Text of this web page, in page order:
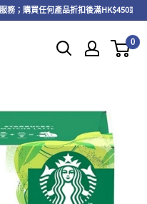
；購買任何產品折扣後滿HK$450或以
0